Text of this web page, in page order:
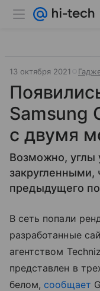
13 октября 2021
Samsung
с двумя
Возможно, углы
закругленными,
предыдущего
В сеть попали
разработанные
агентством
представлен в
белом, сообщает